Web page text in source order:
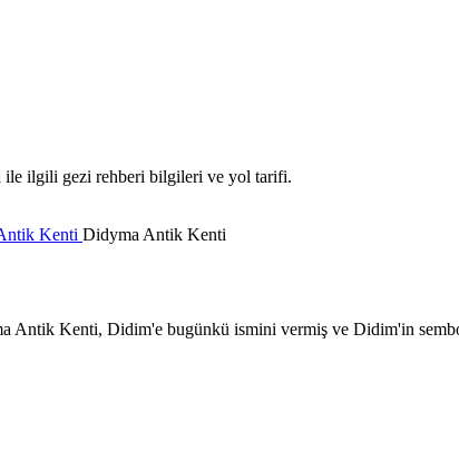
ilgili gezi rehberi bilgileri ve yol tarifi.
Kenti Didyma Antik Kenti
Antik Kenti, Didim'e bugünkü ismini vermiş ve Didim'in